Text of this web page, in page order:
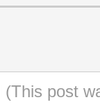
(This post